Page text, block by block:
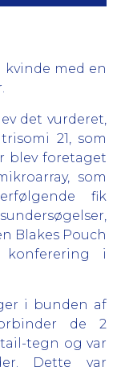
kvinde med en
det vurderet,
21, som
blev foretaget
som
fik
Blakes Pouch
konferering i
i bunden af
de 2
tegn og var
Dette var